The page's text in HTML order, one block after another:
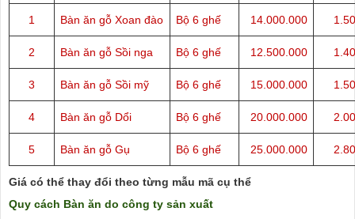
1 Bàn ăn gỗ Xoan đào Bộ 6 ghế 14.000.000
2 Bàn ăn gỗSồi nga Bộ 6 ghế 12.500.000
3 Bàn ăn gỗSồi mỹ Bộ 6 ghế 15.000.000
4 Bàn ăn gỗ Dổi Bộ 6 ghế 20.000.000
5 Bàn ăn gỗGụ Bộ 6 ghế 25.000.000
Giá có thể thay đổi theo từng mẫu mã cụ thể
Quy cách Bàn ăn do công ty sản xuất